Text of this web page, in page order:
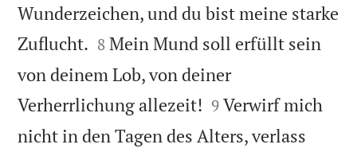
Wunderzeichen, und du bist meine starke
Zuflucht. 

8 Mein Mund soll erfüllt sein
von deinem Lob, von deiner
Verherrlichung allezeit! 

9 Verwirf mich
nicht in den Tagen des Alters, verlass